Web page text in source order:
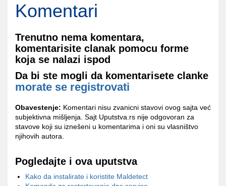
Komentari
Trenutno nema komentara,
komentarisite clanak pomocu forme
koja se nalazi ispod
Da bi ste mogli da komentarisete clanke
morate se registrovati
Obavestenje: Komentari nisu zvanicni stavovi ovog sajta već
subjektivna mišljenja. Sajt Uputstva.rs nije odgovoran za
stavove koji su iznešeni u komentarima i oni su vlasništvo
njihovih autora.
Pogledajte i ova uputstva
Kako da instalirate i koristite Maldetect